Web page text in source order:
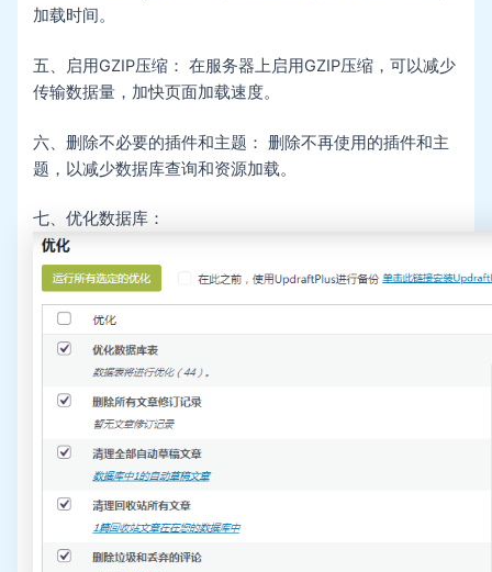
加载时间。
五、启用GZIP压缩： 在服务器上启用GZIP压缩，可以减少
传输数据量，加快页面加载速度。
六、删除不必要的插件和主题： 删除不再使用的插件和主
题，以减少数据库查询和资源加载。
七、优化数据库：